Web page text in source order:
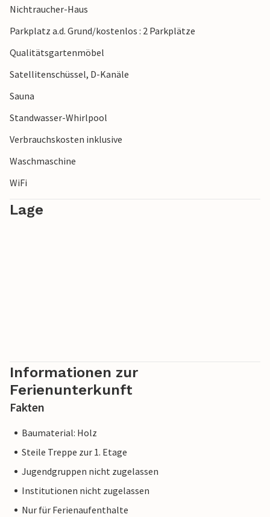
Freuen Sie sich auf einen Urlaub mit der ganzen Familie in
Nichtraucher-Haus
Parkplatz a.d. Grund/kostenlos : 2 Parkplätze
Qualitätsgartenmöbel
Satellitenschüssel, D-Kanäle
Sauna
Standwasser-Whirlpool
Verbrauchskosten inklusive
Waschmaschine
WiFi
Lage
Informationen zur
Ferienunterkunft
Fakten
Baumaterial: Holz
Steile Treppe zur 1. Etage
Jugendgruppen nicht zugelassen
Institutionen nicht zugelassen
Nur für Ferienaufenthalte